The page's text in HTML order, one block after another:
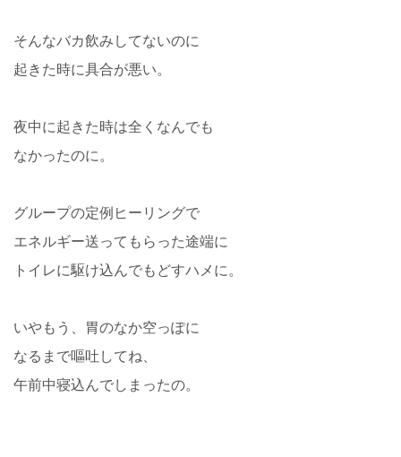
そんなバカ飲みしてないのに
起きた時に具合が悪い。
夜中に起きた時は全くなんでも
なかったのに。
グループの定例ヒーリングで
エネルギー送ってもらった途端に
トイレに駆け込んでもどすハメに。
いやもう、胃のなか空っぽに
なるまで嘔吐してね、
午前中寝込んでしまったの。